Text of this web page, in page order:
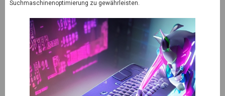
Suchmaschinenoptimierung zu gewährleisten.